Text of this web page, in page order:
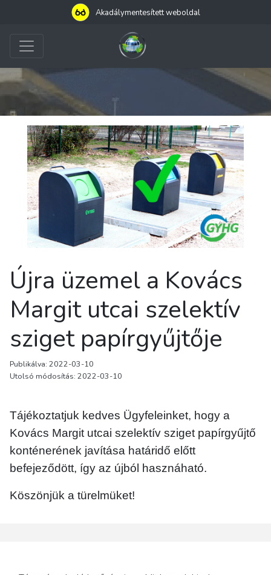
Akadálymentesített weboldal
Újra üzemel a Kovács
Margit utcai szelektív
sziget papírgyűjtője
Publikálva: 2022-03-10
Utolsó módosítás: 2022-03-10
Tájékoztatjuk kedves Ügyfeleinket, hogy a
Kovács Margit utcai szelektív sziget papírgyűjtő
konténerének javítása határidő előtt
befejeződött, így az újból hasznáható.
Köszönjük a türelmüket!